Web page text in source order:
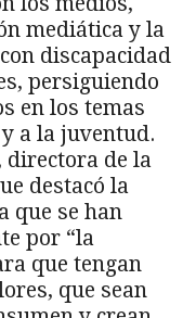
mediática y la
discapacidad
persiguiendo
en los temas
a la juventud.
directora de la
destacó la
que se han
por “la
que tengan
que sean